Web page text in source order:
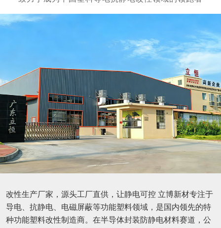
改性生产厂家，源头工厂直供，让静电可控 立博新材专注于
导电、抗静电、电磁屏蔽等功能塑料领域，是国内领先的特
种功能塑料改性制造商。在半导体封装防静电材料赛道，公